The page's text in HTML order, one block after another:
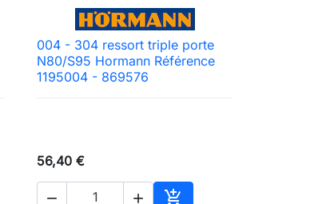
 Aperçu rapide
004 - 304 ressort triple porte
N80/S95 Hormann Référence
1195004 - 869576
56,40 €
  